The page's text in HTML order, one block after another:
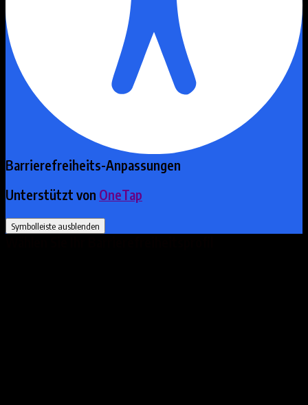
Barrierefreiheits-Anpassungen
Unterstützt von OneTap
Symbolleiste ausblenden